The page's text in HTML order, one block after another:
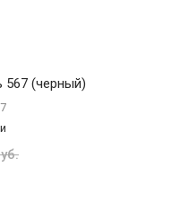
567 (черный)